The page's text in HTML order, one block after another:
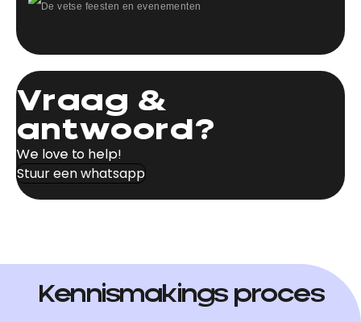
De vetse feesten en evenementen
Vraag &
antwoord?
We love to help!
Stuur een whatsapp
Kennismakings proces